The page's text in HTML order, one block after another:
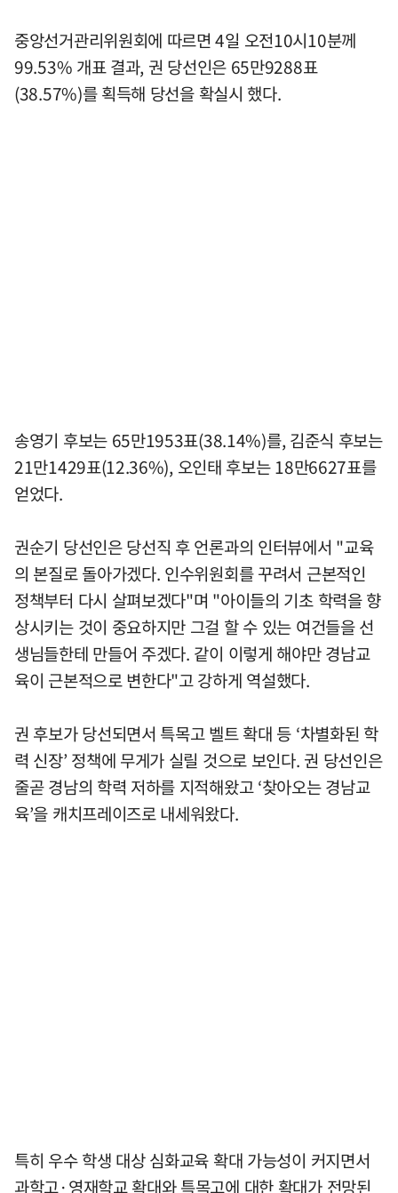
중앙선거관리위원회에 따르면 4일 오전10시10분께
99.53% 개표 결과, 권 당선인은 65만9288표
(38.57%)를 획득해 당선을 확실시 했다.
송영기 후보는 65만1953표(38.14%)를, 김준식 후보는
21만1429표(12.36%), 오인태 후보는 18만6627표를
얻었다.
권순기 당선인은 당선직 후 언론과의 인터뷰에서 "교육
의 본질로 돌아가겠다. 인수위원회를 꾸려서 근본적인
정책부터 다시 살펴보겠다"며 "아이들의 기초 학력을 향
상시키는 것이 중요하지만 그걸 할 수 있는 여건들을 선
생님들한테 만들어 주겠다. 같이 이렇게 해야만 경남교
육이 근본적으로 변한다"고 강하게 역설했다.
권 후보가 당선되면서 특목고 벨트 확대 등 ‘차별화된 학
력 신장’ 정책에 무게가 실릴 것으로 보인다. 권 당선인은
줄곧 경남의 학력 저하를 지적해왔고 ‘찾아오는 경남교
육’을 캐치프레이즈로 내세워왔다.
특히 우수 학생 대상 심화교육 확대 가능성이 커지면서
과학고·영재학교 확대와 특목고에 대한 확대가 전망된